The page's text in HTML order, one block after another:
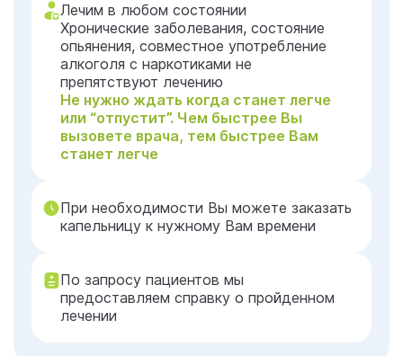
Лечим в любом состоянии
Хронические заболевания, состояние
опьянения, совместное употребление
алкоголя с наркотиками не
препятствуют лечению
Не нужно ждать когда станет легче
или “отпустит”. Чем быстрее Вы
вызовете врача, тем быстрее Вам
станет легче
При необходимости Вы можете заказать
капельницу к нужному Вам времени
По запросу пациентов мы
предоставляем справку о пройденном
лечении